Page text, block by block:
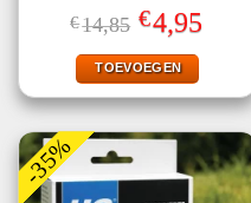
Gewaardeerd
5.00uit 5
€14,85 Oorspronkelijke
prijs
was:
€14,85.
€4,95prijs
TOEVOEGEN
-35%